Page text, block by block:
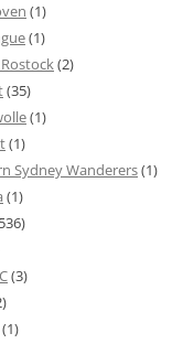
(1)
(1)
(2)
(35)
(1)
(1)
Sydney Wanderers(1)
(1)
(3)
(1)